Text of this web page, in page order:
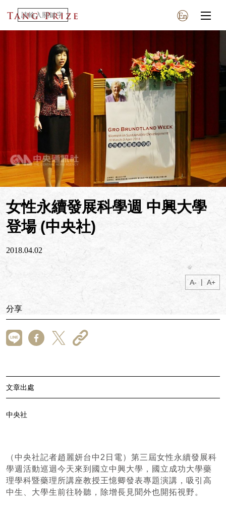
女性永續發展科學週 中興大學
登場 (中央社)
2018.04.02
A- | A+
分享
文章出處
中央社
（中央社記者趙麗妍台中2日電）第三屆女性永續發展科
學週活動巡迴今天來到國立中興大學，國立成功大學藥
理學科暨藥理所講座教授王憶卿發表專題演講，吸引高
中生、大學生前往聆聽，除增長見聞外也開拓視野。